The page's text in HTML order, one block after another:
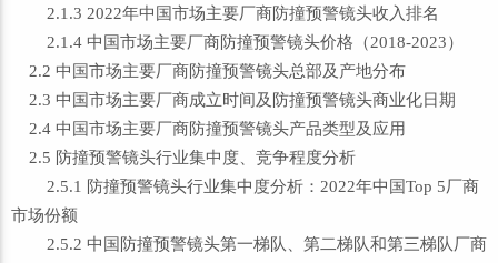
2.1.3 2022年中国市场主要厂商防撞预警镜头收入排名
2.1.4 中国市场主要厂商防撞预警镜头价格（2018-2023）
2.2 中国市场主要厂商防撞预警镜头总部及产地分布
2.3 中国市场主要厂商成立时间及防撞预警镜头商业化日期
2.4 中国市场主要厂商防撞预警镜头产品类型及应用
2.5 防撞预警镜头行业集中度、竞争程度分析
2.5.1 防撞预警镜头行业集中度分析：2022年中国Top 5厂商
市场份额
2.5.2 中国防撞预警镜头第一梯队、第二梯队和第三梯队厂商